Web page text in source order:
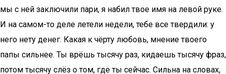
мы с ней заключили пари, я набил твое имя на левой руке.
И на самом-то деле летели недели, тебе все твердили: у
него нету денег. Какая к чёрту любовь, мнение твоего
папы сильнее. Ты врёшь тысячу раз, кидаешь тысячу фраз,
потом тысячу слёз о том, где ты сейчас. Сильна на словах,